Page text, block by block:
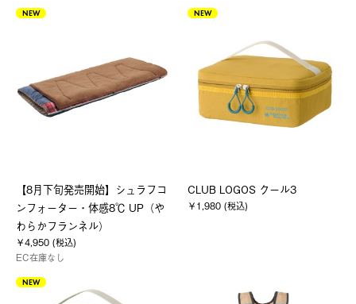
NEW
【8月下旬発売開始】シュラフコ
ンフォーター・体感8℃ UP（や
わらかフランネル）
￥4,950 (税込)
EC在庫なし
NEW
CLUB LOGOS クール3
￥1,980 (税込)
NEW